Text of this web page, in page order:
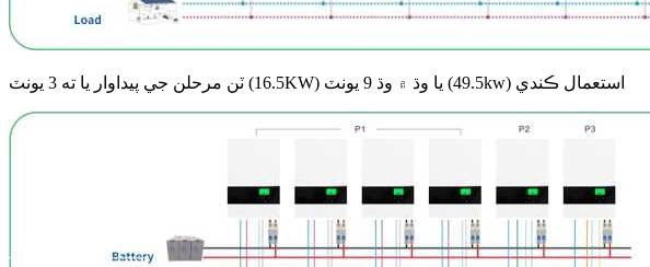
ٽن مرحلن جي پيداوار يا ته 3 يونٽ (16.5KW) يا وڌ ۾ وڌ 9 يونٽ (49.5kw) استعمال ڪندي